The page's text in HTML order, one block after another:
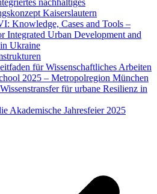
nachhaltiges
Kaiserslautern
Knowledge, Cases and Tools –
Integrated Urban Development and
Ukraine
für Wissenschaftliches Arbeiten
2025 – Metropolregion München
für urbane Resilienz in
Akademische Jahresfeier 2025